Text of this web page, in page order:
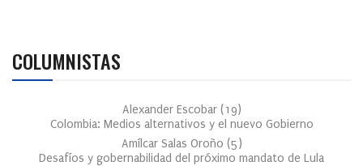
COLUMNISTAS
Alexander Escobar (19)
Colombia: Medios alternativos y el nuevo Gobierno
Amílcar Salas Oroño (5)
Desafíos y gobernabilidad del próximo mandato de Lula